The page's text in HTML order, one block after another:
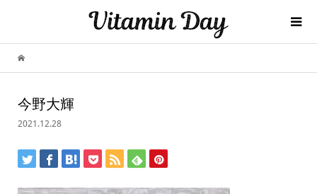
今野大輝
2021.12.28